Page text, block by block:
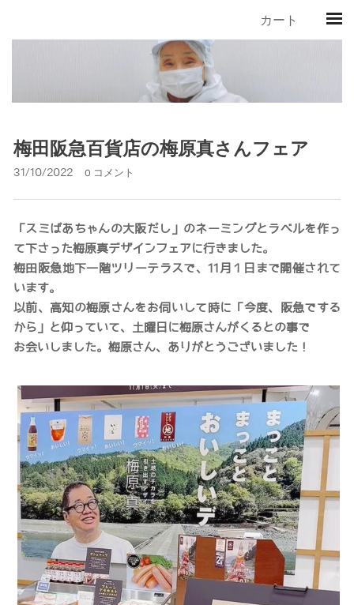
カート
梅田阪急百貨店の梅原真さんフェア
31/10/2022 0 コメント
「スミばあちゃんの大阪だし」のネーミングとラベルを作っ
て下さった梅原真デザインフェアに行きました。
梅田阪急地下一階ツリーテラスで、11月１日まで開催されて
います。
以前、高知の梅原さんをお伺いして時に「今度、阪急でする
から」と仰っていて、土曜日に梅原さんがくるとの事で
お会いしました。梅原さん、ありがとうございました！